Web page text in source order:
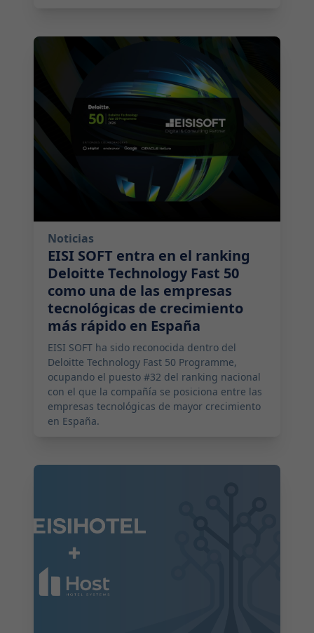
Noticias
EISI SOFT entra en el ranking
Deloitte Technology Fast 50
como una de las empresas
tecnológicas de crecimiento
más rápido en España
EISI SOFT ha sido reconocida dentro del
Deloitte Technology Fast 50 Programme,
ocupando el puesto #32 del ranking nacional
con el que la compañía se posiciona entre las
empresas tecnológicas de mayor crecimiento
en España.